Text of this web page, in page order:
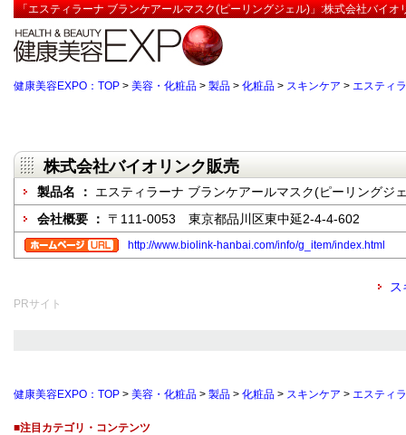
「エスティラーナ ブランケアールマスク(ピーリングジェル)」:株式会社バイオ
健康美容EXPO：TOP > 美容・化粧品 > 製品 > 化粧品 > スキンケア > エスティ
株式会社バイオリンク販売
製品名 ： エスティラーナ ブランケアールマスク(ピーリングジ
会社概要 ： 〒111-0053 東京都品川区東中延2-4-4-602
http://www.biolink-hanbai.com/info/g_item/index.html
PRサイト
健康美容EXPO：TOP > 美容・化粧品 > 製品 > 化粧品 > スキンケア > エスティ
■注目カテゴリ・コンテンツ